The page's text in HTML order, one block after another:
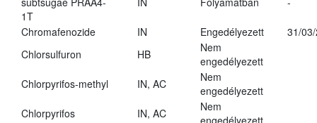
1T
Chromafenozide IN Engedélyezett
31/
Chlorsulfuron
HB
Nem
engedélyezett
Chlorpyrifos-methyl
IN, AC
Nem
engedélyezett
Chlorpyrifos
IN, AC
Nem